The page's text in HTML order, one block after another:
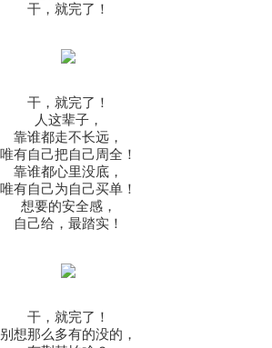
干，就完了！
干，就完了！
人这辈子，
靠谁都走不长远，
唯有自己把自己周全！
靠谁都心里没底，
唯有自己为自己买单！
想要的安全感，
自己给，最踏实！
干，就完了！
别想那么多有的没的，